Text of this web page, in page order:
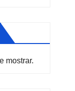
mostrar.